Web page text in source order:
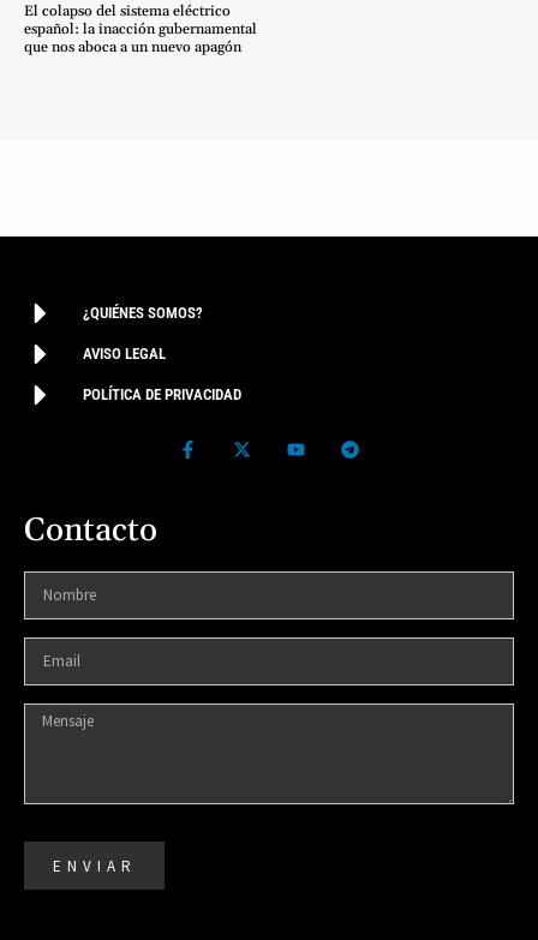
El colapso del sistema eléctrico
español: la inacción gubernamental
que nos aboca a un nuevo apagón
¿QUIÉNES SOMOS?
AVISO LEGAL
POLÍTICA DE PRIVACIDAD
Contacto
ENVIAR